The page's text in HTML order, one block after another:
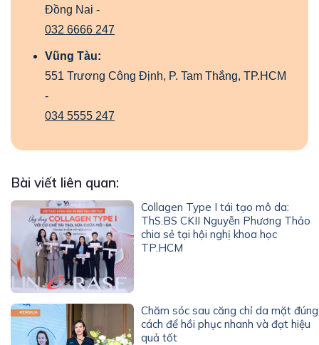
Đồng Nai -
032 6666 247
Vũng Tàu:
551 Trương Công Định, P. Tam Thắng, TP.HCM
-
034 5555 247
Bài viết liên quan:
Collagen Type I tái tạo mô da:
ThS.BS CKII Nguyễn Phương Thảo
chia sẻ tại hội nghị khoa học
TP.HCM
Chăm sóc sau căng chỉ da mặt đúng
cách để hồi phục nhanh và đạt hiệu
quả tốt